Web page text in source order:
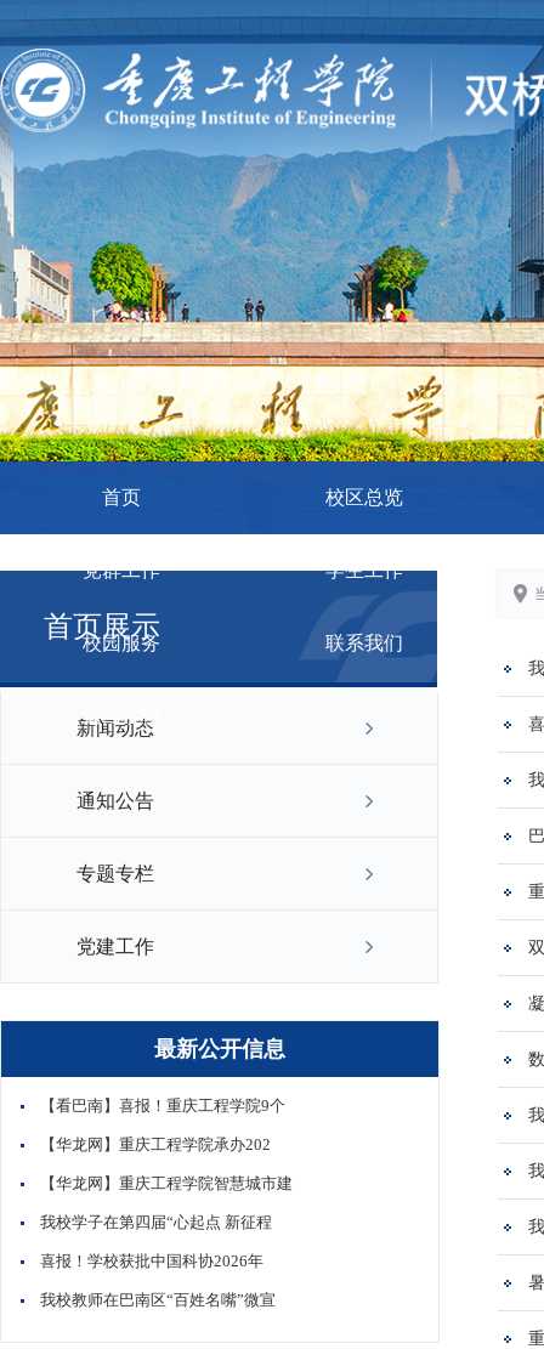
首页 校区总览
党群工作 学生工作
校园服务 联系我们
返回学校
首页展示
新闻动态
通知公告
专题专栏
党建工作
最新公开信息
【看巴南】喜报！重庆工程学院9个
【华龙网】重庆工程学院承办202
【华龙网】重庆工程学院智慧城市建
我校学子在第四届“心起点 新征程
喜报！学校获批中国科协2026年
我校教师在巴南区“百姓名嘴”微宣